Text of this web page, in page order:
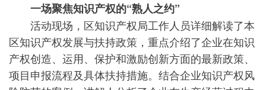
一场聚焦知识产权的“熟人之约”
活动现场，区知识产权局工作人员详细解读了本
区知识产权发展与扶持政策，重点介绍了企业在知识
产权创造、运用、保护和激励创新方面的最新政策、
项目申报流程及具体扶持措施。结合企业知识产权风